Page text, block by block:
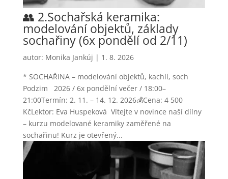
👥 2.Sochařská keramika:
modelování objektů, základy
sochařiny (6x pondělí od 2/11)
autor: Monika Jankúj | 1. 8. 2026
* SOCHAŘINA – modelování objektů, kachlí, soch
Podzim 2026 / 6x pondělní večer / 18:00–
21:00Termín: 2. 11. – 14. 12. 2026💰Cena: 4 500
KčLektor: Eva Huspeková Vítejte v novince naší dílny
– kurzu modelované keramiky zaměřené na
sochařinu! Kurz je otevřený...